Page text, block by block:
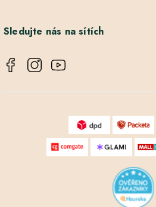
Sledujte nás na sítích